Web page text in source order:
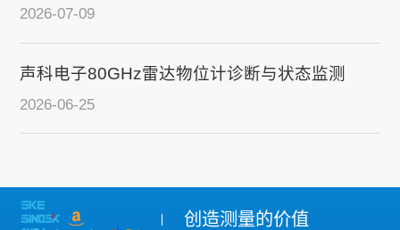
2026-07-09
声科电子80GHz雷达物位计诊断与状态监测
2026-06-25
创造测量的价值